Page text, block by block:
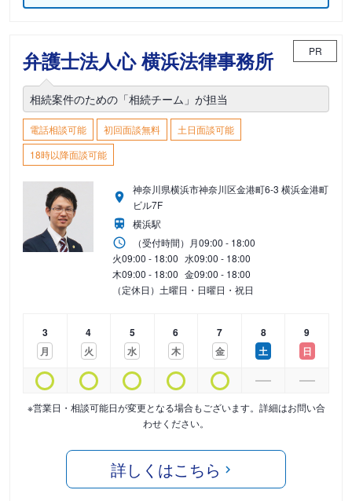
弁護士法人心 横浜法律事務所 PR
相続案件のための「相続チーム」が担当
電話相談可能 初回面談無料
土日面談可能
18時以降面談可能
神奈川県横浜市神奈川区金港町6-3 横浜金港町
ビル7F
横浜駅
（受付時間） 月09:00 - 18:00
火09:00 - 18:00 水09:00 - 18:00
木09:00 - 18:00 金09:00 - 18:00
（定休日）土曜日・日曜日・祝日
3
月
4
火
5
水
6
木
7
金
8
土
9
日
※営業日・相談可能日が変更となる場合もございます。詳細はお問い合
わせください。
詳しくはこちら